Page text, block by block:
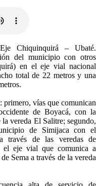
Chiquinquirá – Ubaté.
del municipio con otros
en el eje vial nacional
total de 22 metros y una
vías que comunican
de Boyacá, con la
vereda El Salitre; segundo,
de Simijaca con el
través de las veredas de
el eje vial que comunica a
Sema a través de la vereda